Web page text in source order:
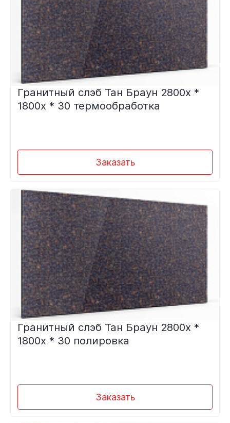
Гранитный слэб Тан Браун 2800х *
1800х * 30 термообработка
Заказать
Гранитный слэб Тан Браун 2800х *
1800х * 30 полировка
Заказать